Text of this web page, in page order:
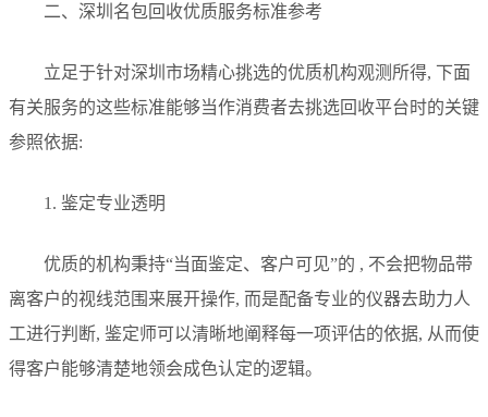
二、深圳名包回收优质服务标准参考
立足于针对深圳市场精心挑选的优质机构观测所得, 下面
有关服务的这些标准能够当作消费者去挑选回收平台时的关键
参照依据:
1. 鉴定专业透明
优质的机构秉持“当面鉴定、客户可见”的 , 不会把物品带
离客户的视线范围来展开操作, 而是配备专业的仪器去助力人
工进行判断, 鉴定师可以清晰地阐释每一项评估的依据, 从而使
得客户能够清楚地领会成色认定的逻辑。